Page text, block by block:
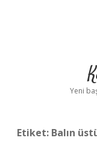
Yeni
Etiket: Balın